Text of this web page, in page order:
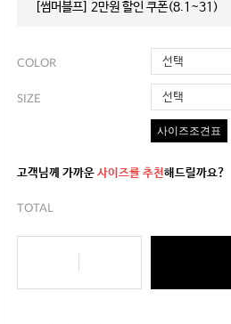
[썸머블프] 2만원 할인 쿠폰(8.1~31)
COLOR 선택
SIZE 선택
사이즈조견표
고객님께 가까운 사이즈를 추천해드릴까요?
TOTAL